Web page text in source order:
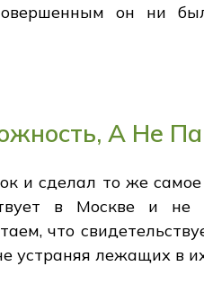
он ни
А Не
и сделал то же
в Москве и не
что
устраняя лежащих в